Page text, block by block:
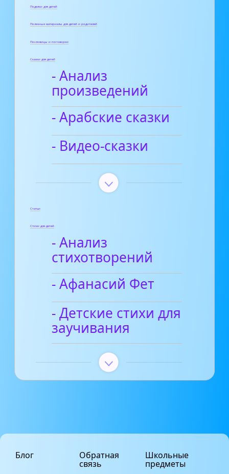
Поделки для детей
Полезные материалы для детей и родителей
Пословицы и поговорки
Сказки для детей
- Анализ
произведений
- Арабские сказки
- Видео-сказки
Статьи
Стихи для детей
- Анализ
стихотворений
- Афанасий Фет
- Детские стихи для
заучивания
Блог Обратная
связь
Школьные
предметы